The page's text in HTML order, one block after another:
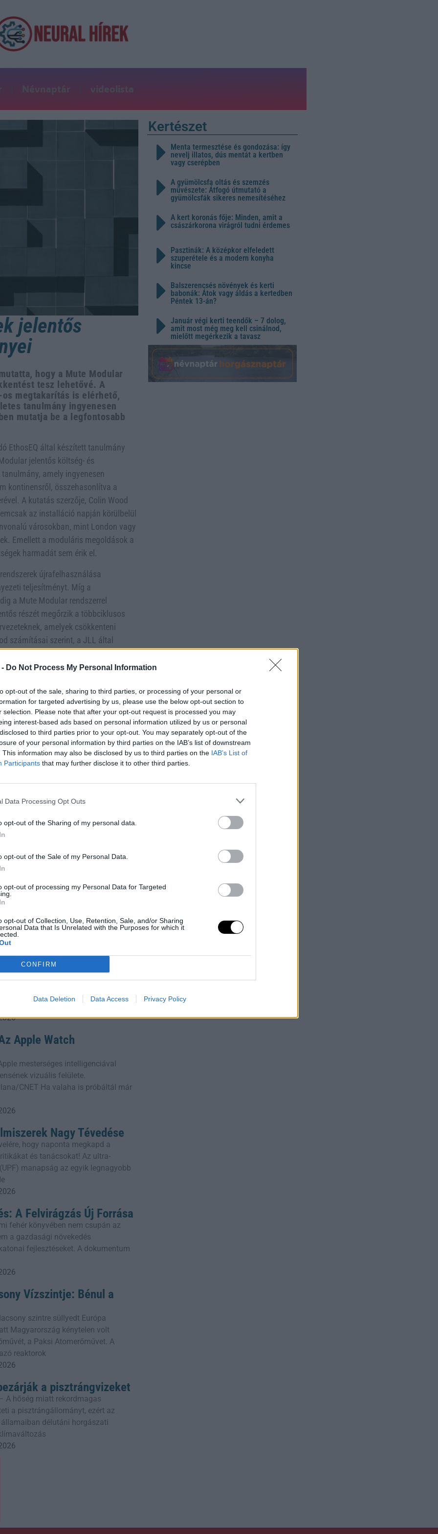
Do Not Process My Personal Information
opt-out of the sale, sharing to third parties, or processing of your personal or
for targeted advertising by us, please use the below opt-out section to
selection. Please note that after your opt-out request is processed you may
interest-based ads based on personal information utilized by us or personal
to third parties prior to your opt-out. You may separately opt-out of the
of your personal information by third parties on the IAB’s list of downstream
This information may also be disclosed by us to third parties on the IAB’s List of
Participants that may further disclose it to other third parties.
Data Processing Opt Outs
opt-out of the Sharing of my personal data.
opt-out of the Sale of my Personal Data.
opt-out of processing my Personal Data for Targeted
opt-out of Collection, Use, Retention, Sale, and/or Sharing
Data that Is Unrelated with the Purposes for which it
CONFIRM
Data Deletion Data Access Privacy Policy
Névnaptár videolista
jelentős
hogy a Mute Modular
tesz lehetővé. A
megtakarítás is elérhető,
tanulmány ingyenesen
mutatja be a legfontosabb
EthosEQ által készített tanulmány
jelentős költség- és
amely ingyenesen
kontinensről, összehasonlítva a
A kutatás szerzője, Colin Wood
az installáció napján körülbelül
városokban, mint London vagy
Emellett a moduláris megoldások a
harmadát sem érik el.
újrafelhasználása
teljesítményt. Míg a
a Mute Modular rendszerrel
részét megőrzik a többciklusos
amelyek csökkenteni
számításai szerint, a JLL által
több mint egymilliárd euró
az amerikai piacon.
irodák ma már nem csupán
a pénzügyi kockázat és a
figyelembevételével a Mute
gazdasági hátterét a globális
jóval hatékonyabbak a
kitett üzleti környezetekben, ahol az
egy, a tanulmányt bemutató webinárt
Piotr Krasnicki ismerteti a kutatás
office-rooms-more-efficient-
Alkotmányos Fordulat
Tamás aláírta az
azonnal megszünteti hivatali
a magyar demokrácia
Párt
Apple Watch
mesterséges intelligenciával
vizuális felülete.
CNET Ha valaha is próbáltál már
Nagy Tévedése
hogy naponta megkapd a
és tanácsokat! Az ultra-
manapság az egyik legnagyobb
A Felvirágzás Új Forrása
fehér könyvében nem csupán az
a gazdasági növekedés
fejlesztéseket. A dokumentum
Vízszintje: Bénul a
szintre süllyedt Európa
Magyarország kénytelen volt
a Paksi Atomerőművet. A
reaktorok
a pisztrángvizeket
A hőség miatt rekordmagas
a pisztrángállományt, ezért az
délutáni horgászati
Kertészet
Menta termesztése és gondozása: így
nevelj illatos, dús mentát a kertben
vagy cserépben
A gyümölcsfa oltás és szemzés
művészete: Átfogó útmutató a
gyümölcsfák sikeres nemesítéséhez
A kert koronás fője: Minden, amit a
császárkorona virágról tudni érdemes
Pasztinák: A középkor elfeledett
szuperétele és a modern konyha
kincse
Balszerencsés növények és kerti
babonák: Átok vagy áldás a kertedben
Péntek 13-án?
Január végi kerti teendők – 7 dolog,
amit most még meg kell csinálnod,
mielőtt megérkezik a tavasz